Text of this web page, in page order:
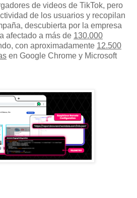
de videos de TikTok, pero
de los usuarios y recopilan
descubierta por la empresa
afectado a más de 130.000
con aproximadamente 12.500
en Google Chrome y Microsoft